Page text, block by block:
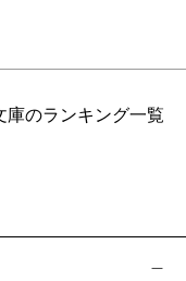
庫のランキング一覧